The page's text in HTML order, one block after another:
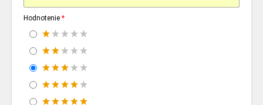
Hodnotenie *